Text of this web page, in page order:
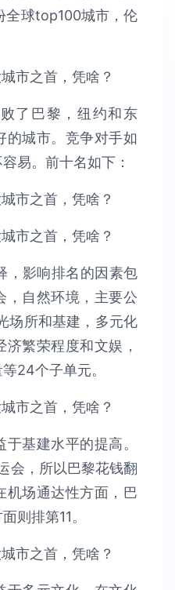
全球top100城市，伦
了巴黎，纽约和东
的城市。竞争对手如
易。前十名如下：
，影响排名的因素包
，自然环境，主要公
场所和基建，多元化
繁荣程度和文娱，
24个子单元。
基建水平的提高。
会，所以巴黎花钱翻
机场通达性方面，巴
则排第11。